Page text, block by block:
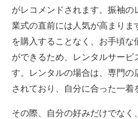
がレコメンドされます。振袖
業式の直前には人気が高まり
を購入することなく、お手頃
ができるため、レンタルサービ
す。レンタルの場合は、専門
されており、自分に合った一着
その際、自分の好みだけでな